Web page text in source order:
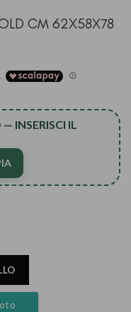
CM 62X58X78
— INSERISCI IL